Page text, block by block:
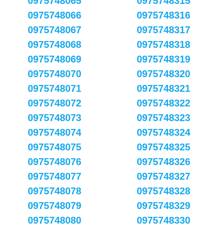
0975748066
0975748067
0975748068
0975748069
0975748070
0975748071
0975748072
0975748073
0975748074
0975748075
0975748076
0975748077
0975748078
0975748079
0975748080
0975748316
0975748317
0975748318
0975748319
0975748320
0975748321
0975748322
0975748323
0975748324
0975748325
0975748326
0975748327
0975748328
0975748329
0975748330